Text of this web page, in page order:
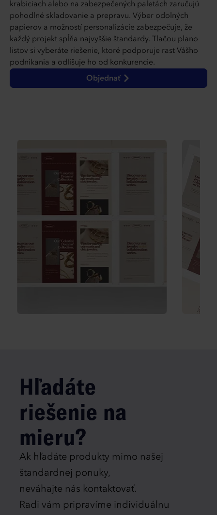
krabiciach alebo na zabezpečených paletách zaručujú
pohodlné skladovanie a prepravu. Výber odolných
papierov a možností personalizácie zabezpečuje, že
každý projekt spĺňa najvyššie štandardy. Tlačou plano
listov si vyberáte riešenie, ktoré podporuje rast Vášho
podnikania a odlišuje ho od konkurencie.
Objednať
Hľadáte
riešenie na
mieru?
Ak hľadáte produkty mimo našej
štandardnej ponuky,
neváhajte nás kontaktovať.
Radi vám pripravíme individuálnu